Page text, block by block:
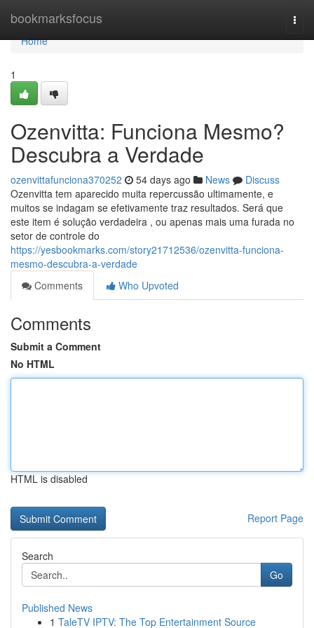
bookmarksfocus
Home
Home
1
Ozenvitta: Funciona Mesmo?
Descubra a Verdade
ozenvittafunciona370252 54 days ago News
Discuss
Ozenvitta tem aparecido muita repercussão ultimamente, e
muitos se indagam se efetivamente traz resultados. Será que
este item é solução verdadeira , ou apenas mais uma furada no
setor de controle do
https://yesbookmarks.com/story21712536/ozenvitta-funciona-
mesmo-descubra-a-verdade
Comments
Who Upvoted
Comments
Submit a Comment
No HTML
HTML is disabled
Report Page
Search
Go
Published News
1 TaleTV IPTV: The Top Entertainment Source